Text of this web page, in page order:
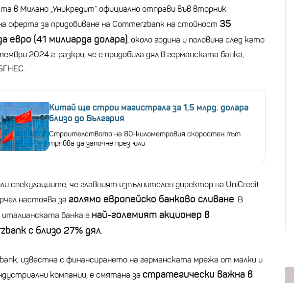
в Милано „Уникредит“ официално отправи във вторник
оферта за придобиване на Commerzbank на стойност 35
евро (41 милиарда долара), около година и половина след като
2024 г. разкри, че е придобила дял в германската банка,
Китай ще строи магистрала за 1,5 млрд. долара
близо до България
Строителството на 80-километровия скоростен път
трябва да започне през юли
спекулациите, че главният изпълнителен директор на UniCredit
настоява за голямо европейско банково сливане. В
банка е най-големият акционер в
с близо 27% дял.
известна с финансирането на германската мрежа от малки и
компании, е смятана за стратегически важна в